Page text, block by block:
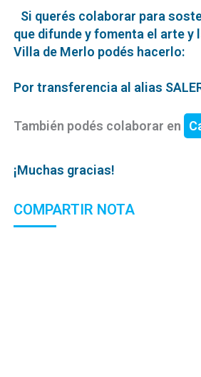
Si querés colaborar para
que difunde y fomenta el arte y
Villa de Merlo podés hacerlo:
Por transferencia al alias
También podés colaborar en
¡Muchas gracias!
COMPARTIR NOTA